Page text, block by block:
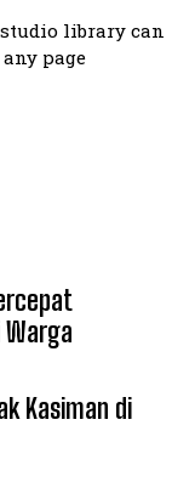
library can
page
Warga
Kasiman di